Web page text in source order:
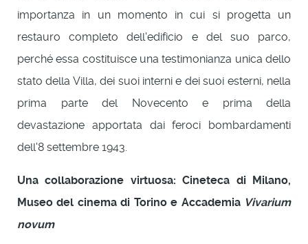
importanza in un momento in cui si progetta un
restauro completo dell'edificio e del suo parco,
perché essa costituisce una testimonianza unica dello
stato della Villa, dei suoi interni e dei suoi esterni, nella
prima parte del Novecento e prima della
devastazione apportata dai feroci bombardamenti
dell'8 settembre 1943.
Una collaborazione virtuosa: Cineteca di Milano,
Museo del cinema di Torino e Accademia Vivarium
novum